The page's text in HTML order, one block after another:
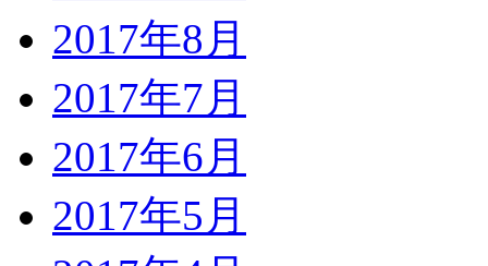
2017年8月
2017年7月
2017年6月
2017年5月